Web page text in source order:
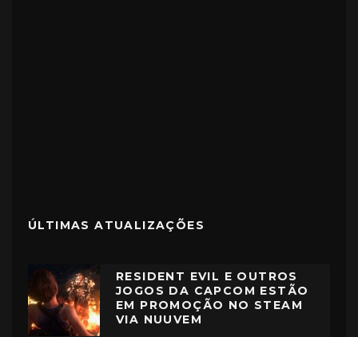
ÚLTIMAS ATUALIZAÇÕES
RESIDENT EVIL E OUTROS
JOGOS DA CAPCOM ESTÃO
EM PROMOÇÃO NO STEAM
VIA NUUVEM